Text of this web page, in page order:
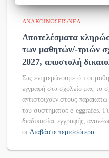
ΑΝΑΚΟΙΝΏΣΕΙΣ/ΝΈΑ
Αποτελέσματα
των μαθητών/-τριών
2027, αποστολή
Σας ενημερώνουμε ότι οι
εγγραφή στο σχολείο μας το
αντιστοιχούν στους
του συστήματος e-eggrafes.
διαδικασίας εγγραφής,
οι Διαβάστε περισσότερα…